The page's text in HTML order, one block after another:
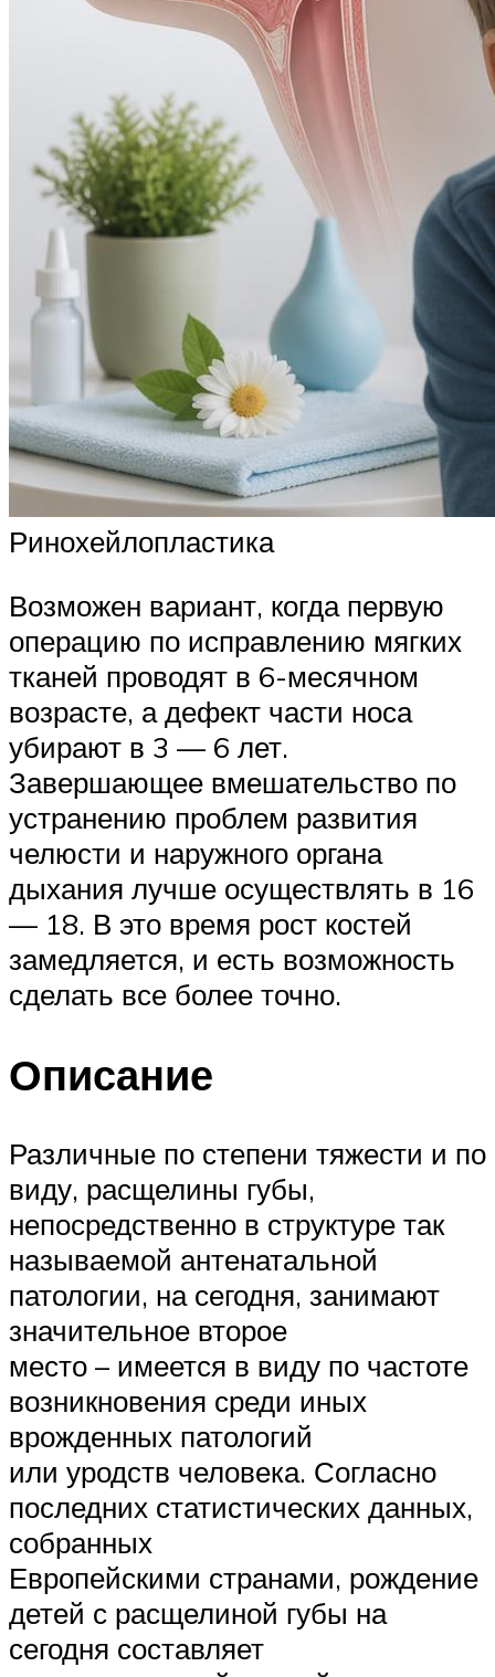
Ринохейлопластика
Возможен вариант, когда первую
операцию по исправлению мягких
тканей проводят в 6-месячном
возрасте, а дефект части носа
убирают в 3 — 6 лет.
Завершающее вмешательство по
устранению проблем развития
челюсти и наружного органа
дыхания лучше осуществлять в 16
— 18. В это время рост костей
замедляется, и есть возможность
сделать все более точно.
Описание
Различные по степени тяжести и по
виду, расщелины губы,
непосредственно в структуре так
называемой антенатальной
патологии, на сегодня, занимают
значительное второе
место – имеется в виду по частоте
возникновения среди иных
врожденных патологий
или уродств человека. Согласно
последних статистических данных,
собранных
Европейскими странами, рождение
детей с расщелиной губы на
сегодня составляет